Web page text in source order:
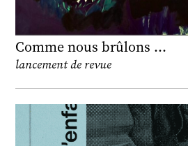
Comme nous brûlons …
lancement de revue